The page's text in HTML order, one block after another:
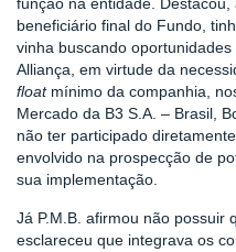
beneficiário final do Fundo,
vinha buscando
Alliança, em virtude da
float mínimo da companhia,
Mercado da B3 S.A. – Brasil,
não ter participado
envolvido na prospecção de
sua implementação.
Já P.M.B. afirmou não possuir
esclareceu que integrava os